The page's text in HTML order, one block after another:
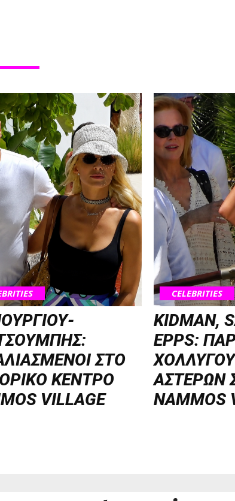
ΣΤΟ
ΚΕΝΤΡΟ
VILLAGE
CELEBRITIES
KIDMAN,
EPPS:
ΑΣΤΕΡΩΝ
NAMMOS